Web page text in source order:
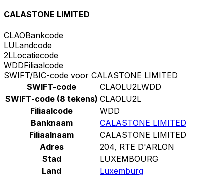
CALASTONE LIMITED
CLAOBankcode
LULandcode
2LLocatiecode
WDDFiliaalcode
SWIFT/BIC-code voor CALASTONE LIMITED
SWIFT-code
CLAOLU2LWDD
SWIFT-code (8 tekens) CLAOLU2L
Filiaalcode
WDD
Banknaam
CALASTONE LIMITED
Filiaalnaam
CALASTONE LIMITED
Adres
204, RTE D'ARLON
Stad
LUXEMBOURG
Land
Luxemburg